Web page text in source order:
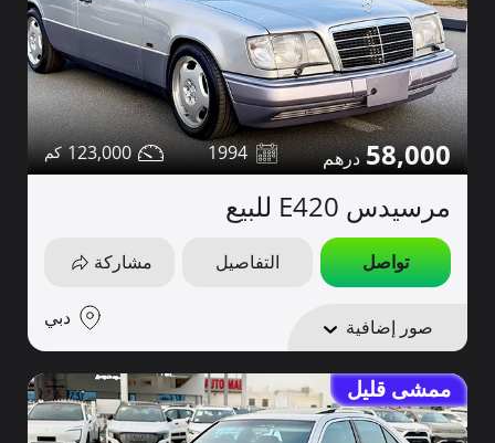
58,000
1994
123,000
مرسيدس E420 للبيع
تواصل التفاصيل مشاركة
صور إضافية دبي
ممشى قليل